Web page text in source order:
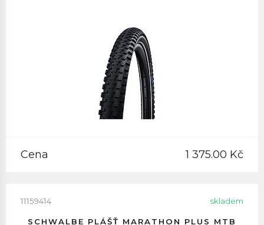
Cena 1 375.00 Kč
11159414 skladem
SCHWALBE PLÁŠŤ MARATHON PLUS MTB